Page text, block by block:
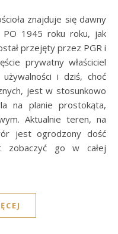
PO 1945 roku roku, jak
przejęty przez PGR i
prywatny właściciel
i dziś, choć
jest w stosunkowo
na planie prostokąta,
Aktualnie teren, na
jest ogrodzony dość
zobaczyć go w całej